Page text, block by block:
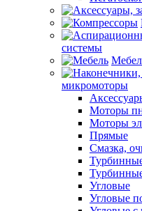
системы
микромоторы
Моторы
Моторы
Прямые
Смазка,
Угловые
Угловые